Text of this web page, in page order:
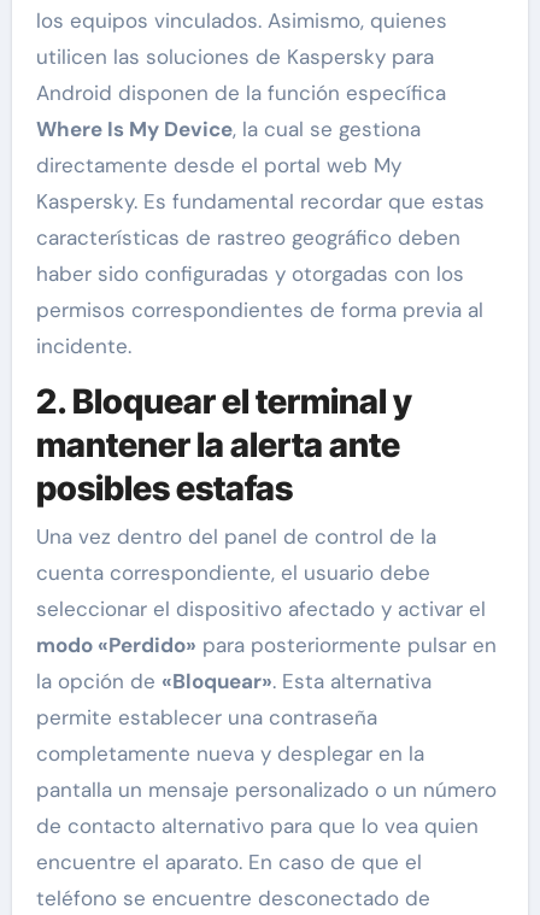
los equipos vinculados. Asimismo, quienes
utilicen las soluciones de Kaspersky para
Android disponen de la función específica
Where Is My Device, la cual se gestiona
directamente desde el portal web My
Kaspersky. Es fundamental recordar que estas
características de rastreo geográfico deben
haber sido configuradas y otorgadas con los
permisos correspondientes de forma previa al
incidente.
2. Bloquear el terminal y
mantener la alerta ante
posibles estafas
Una vez dentro del panel de control de la
cuenta correspondiente, el usuario debe
seleccionar el dispositivo afectado y activar el
modo «Perdido» para posteriormente pulsar en
la opción de «Bloquear». Esta alternativa
permite establecer una contraseña
completamente nueva y desplegar en la
pantalla un mensaje personalizado o un número
de contacto alternativo para que lo vea quien
encuentre el aparato. En caso de que el
teléfono se encuentre desconectado de